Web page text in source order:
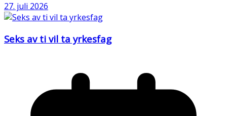
27. juli 2026
Seks av ti vil ta yrkesfag